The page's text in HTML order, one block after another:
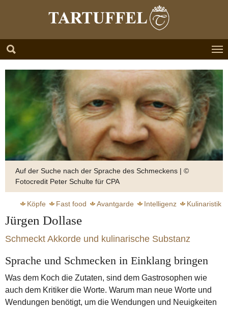
Auf der Suche nach der Sprache des Schmeckens | ©
Fotocredit Peter Schulte für CPA
Köpfe Fast food Avantgarde Intelligenz
Kulinaristik
Nova Regio
Kochuniversität
Ruhl Thomas
Thomas Ruhl
Jürgen Dollase
Schmeckt Akkorde und kulinarische Substanz
Sprache und Schmecken in Einklang bringen
Was dem Koch die Zutaten, sind dem Gastrosophen wie
auch dem Kritiker die Worte. Warum man neue Worte und
Wendungen benötigt, um die Wendungen und Neuigkeiten